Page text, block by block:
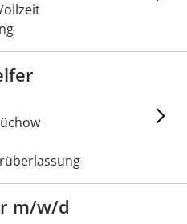
m/w/d